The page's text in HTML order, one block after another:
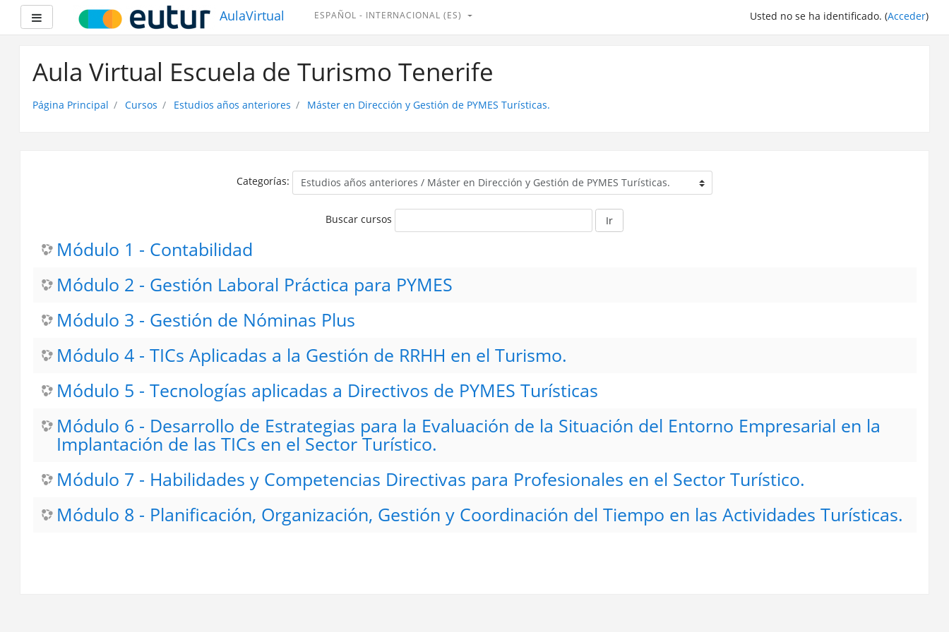
contenido
Panel lateral AulaVirtual Usted no se ha identificado. (Acceder)
ESPAÑOL - INTERNACIONAL ‎(ES)‎
Aula Virtual Escuela de Turismo Tenerife
Página Principal Cursos Estudios años anteriores Máster en Dirección y Gestión de PYMES Turísticas.
Categorías:
Buscar cursos Ir
Módulo 1 - Contabilidad
Módulo 2 - Gestión Laboral Práctica para PYMES
Módulo 3 - Gestión de Nóminas Plus
Módulo 4 - TICs Aplicadas a la Gestión de RRHH en el Turismo.
Módulo 5 - Tecnologías aplicadas a Directivos de PYMES Turísticas
Módulo 6 - Desarrollo de Estrategias para la Evaluación de la Situación del Entorno Empresarial en la
Implantación de las TICs en el Sector Turístico.
Módulo 7 - Habilidades y Competencias Directivas para Profesionales en el Sector Turístico.
Módulo 8 - Planificación, Organización, Gestión y Coordinación del Tiempo en las Actividades Turísticas.